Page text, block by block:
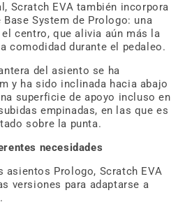
Scratch EVA también incorpora
System de Prologo: una
centro, que alivia aún más la
comodidad durante el pedaleo.
del asiento se ha
y ha sido inclinada hacia abajo
superficie de apoyo incluso en
empinadas, en las que es
sobre la punta.
necesidades
asientos Prologo, Scratch EVA
versiones para adaptarse a